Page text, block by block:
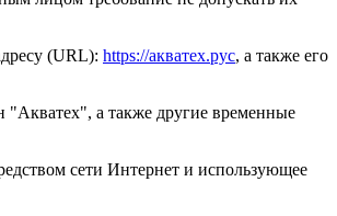
(URL): https://акватех.рус, а также его
"Акватех", а также другие временные
сети Интернет и использующее